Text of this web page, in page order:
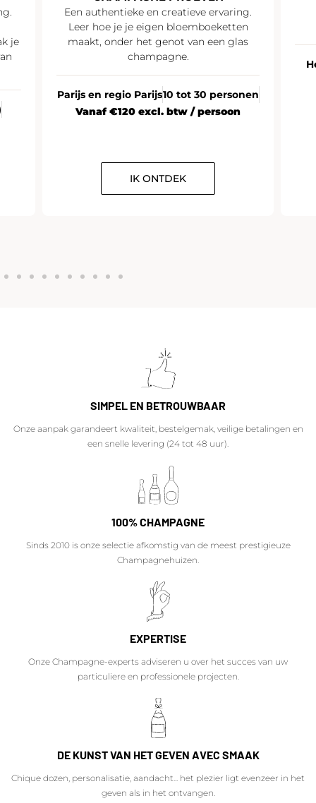
je
Een authentieke en creatieve ervaring.
Leer hoe je je eigen bloemboeketten
maakt, onder het genot van een glas
champagne.
Parijs en regio Parijs10 tot 30 personen
Vanaf €120 excl. btw / persoon
IK ONTDEK
SIMPEL EN BETROUWBAAR
Onze aanpak garandeert kwaliteit, bestelgemak, veilige betalingen en
een snelle levering (24 tot 48 uur).
100% CHAMPAGNE
Sinds 2010 is onze selectie afkomstig van de meest prestigieuze
Champagnehuizen.
EXPERTISE
Onze Champagne-experts adviseren u over het succes van uw
particuliere en professionele projecten.
DE KUNST VAN HET GEVEN AVEC SMAAK
Chique dozen, personalisatie, aandacht... het plezier ligt evenzeer in het
geven als in het ontvangen.